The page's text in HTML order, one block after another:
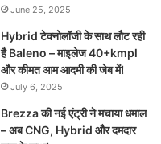
June 25, 2025
Hybrid टेक्नोलॉजी के साथ लौट रही
है Baleno – माइलेज 40+kmpl
और कीमत आम आदमी की जेब में!
July 6, 2025
Brezza की नई एंट्री ने मचाया धमाल
– अब CNG, Hybrid और दमदार